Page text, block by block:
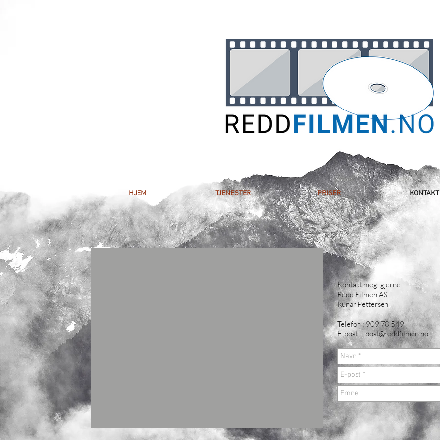
HJEM TJENESTER PRISER KONTAKT
Kontakt meg gjerne!
Redd Filmen AS
Runar Pettersen
Telefon : 909 78 549
E-post :post@reddfilmen.no